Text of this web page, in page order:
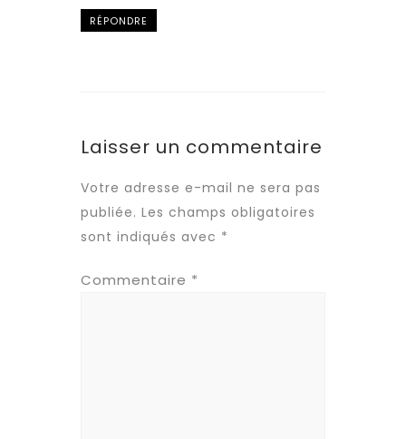
mise en relation prioritaire a
justement pour but de
RÉPONDRE
Laisser un commentaire
Votre adresse e-mail ne sera pas
publiée. Les champs obligatoires
sont indiqués avec *
Commentaire *